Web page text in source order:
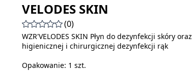
VELODES SKIN
(0)
WZR'VELODES SKIN Płyn do dezynfekcji skóry oraz
higienicznej i chirurgicznej dezynfekcji rąk
Opakowanie: 1 szt.